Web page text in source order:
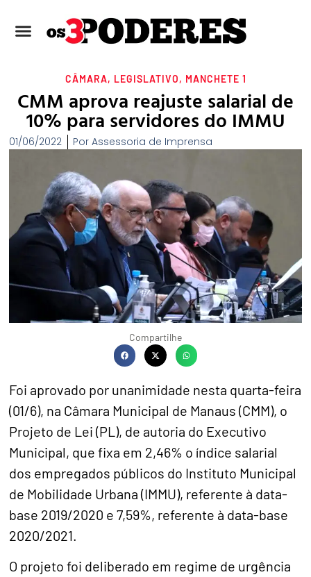
CÂMARA, LEGISLATIVO, MANCHETE 1
CMM aprova reajuste salarial de
10% para servidores do IMMU
01/06/2022 Por Assessoria de Imprensa
Compartilhe
Foi aprovado por unanimidade nesta quarta-feira
(01/6), na Câmara Municipal de Manaus (CMM), o
Projeto de Lei (PL), de autoria do Executivo
Municipal, que fixa em 2,46% o índice salarial
dos empregados públicos do Instituto Municipal
de Mobilidade Urbana (IMMU), referente à data-
base 2019/2020 e 7,59%, referente à data-base
2020/2021.
O projeto foi deliberado em regime de urgência